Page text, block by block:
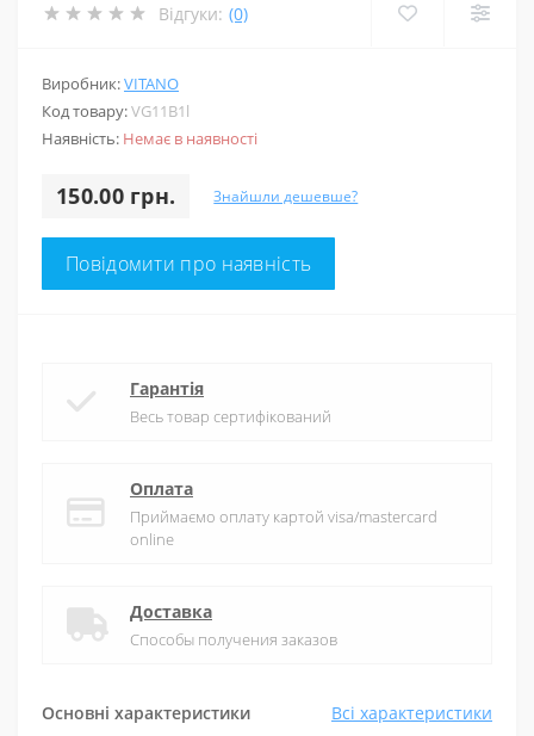
Відгуки: (0)
Виробник:VITANO
Код товару:VG11B1l
Наявність: Немає в наявності
150.00 грн. Знайшли дешевше?
Повідомити про наявність
Основні характеристики Всі характеристики
Гарантія
Весь товар сертифікований
Оплата
Приймаємо оплату картой visa/mastercard
online
Доставка
Способы получения заказов